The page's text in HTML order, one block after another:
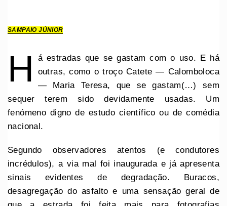
SAMPAIO JÚNIOR
H
á estradas que se gastam com o uso. E há
outras, como o troço Catete — Calomboloca
— Maria Teresa, que se gastam(…) sem
sequer terem sido devidamente usadas. Um
fenómeno digno de estudo científico ou de comédia
nacional.
Segundo observadores atentos (e condutores
incrédulos), a via mal foi inaugurada e já apresenta
sinais evidentes de degradação. Buracos,
desagregação do asfalto e uma sensação geral de